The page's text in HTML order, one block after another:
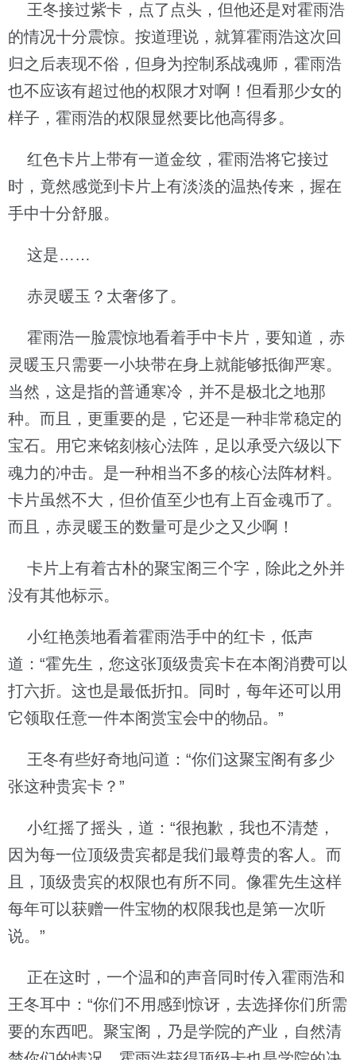
王冬接过紫卡，点了点头，但他还是对霍雨浩
的情况十分震惊。按道理说，就算霍雨浩这次回
归之后表现不俗，但身为控制系战魂师，霍雨浩
也不应该有超过他的权限才对啊！但看那少女的
样子，霍雨浩的权限显然要比他高得多。
红色卡片上带有一道金纹，霍雨浩将它接过
时，竟然感觉到卡片上有淡淡的温热传来，握在
手中十分舒服。
这是……
赤灵暖玉？太奢侈了。
霍雨浩一脸震惊地看着手中卡片，要知道，赤
灵暖玉只需要一小块带在身上就能够抵御严寒。
当然，这是指的普通寒冷，并不是极北之地那
种。而且，更重要的是，它还是一种非常稳定的
宝石。用它来铭刻核心法阵，足以承受六级以下
魂力的冲击。是一种相当不多的核心法阵材料。
卡片虽然不大，但价值至少也有上百金魂币了。
而且，赤灵暖玉的数量可是少之又少啊！
卡片上有着古朴的聚宝阁三个字，除此之外并
没有其他标示。
小红艳羡地看着霍雨浩手中的红卡，低声
道：“霍先生，您这张顶级贵宾卡在本阁消费可以
打六折。这也是最低折扣。同时，每年还可以用
它领取任意一件本阁赏宝会中的物品。”
王冬有些好奇地问道：“你们这聚宝阁有多少
张这种贵宾卡？”
小红摇了摇头，道：“很抱歉，我也不清楚，
因为每一位顶级贵宾都是我们最尊贵的客人。而
且，顶级贵宾的权限也有所不同。像霍先生这样
每年可以获赠一件宝物的权限我也是第一次听
说。”
正在这时，一个温和的声音同时传入霍雨浩和
王冬耳中：“你们不用感到惊讶，去选择你们所需
要的东西吧。聚宝阁，乃是学院的产业，自然清